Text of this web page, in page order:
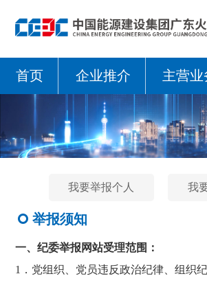
首页 企业推介 主营业
我要举报个人 我
举报须知
一、纪委举报网站受理范围：
1．党组织、党员违反政治纪律、组织